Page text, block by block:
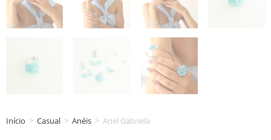
Início > Casual > Anéis > Anel Gabriela